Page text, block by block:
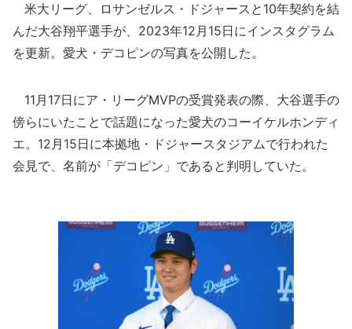
米大リーグ、ロサンゼルス・ドジャースと10年契約を結
んだ大谷翔平選手が、2023年12月15日にインスタグラム
を更新。愛犬・デコピンの写真を公開した。
11月17日にア・リーグMVPの受賞発表の際、大谷選手の
傍らにいたことで話題になった愛犬のコーイケルホンディ
エ。12月15日に本拠地・ドジャースタジアムで行われた
会見で、名前が「デコピン」であると判明していた。